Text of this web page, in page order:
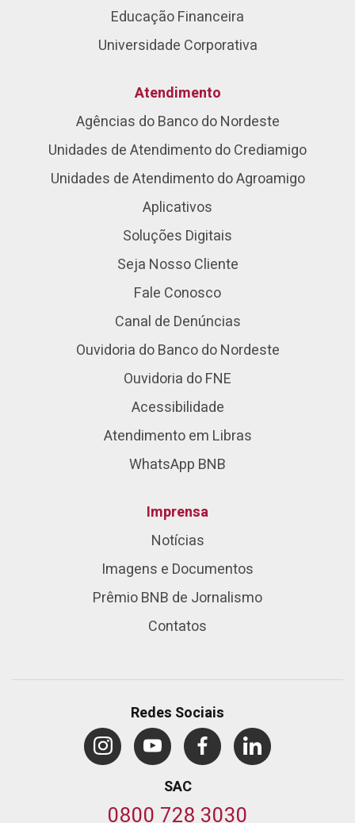
Educação Financeira
Universidade Corporativa
Atendimento
Agências do Banco do Nordeste
Unidades de Atendimento do Crediamigo
Unidades de Atendimento do Agroamigo
Aplicativos
Soluções Digitais
Seja Nosso Cliente
Fale Conosco
Canal de Denúncias
Ouvidoria do Banco do Nordeste
Ouvidoria do FNE
Acessibilidade
Atendimento em Libras
WhatsApp BNB
Imprensa
Notícias
Imagens e Documentos
Prêmio BNB de Jornalismo
Contatos
Redes Sociais
SAC
0800 728 3030